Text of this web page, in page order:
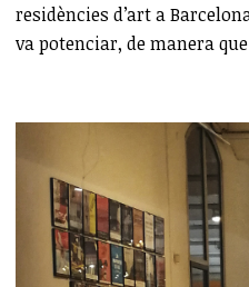
residències d’art a
va potenciar, de manera